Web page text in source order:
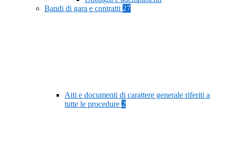
Bandi di gara e contratti 27
Atti e documenti di carattere generale riferiti a
tutte le procedure 2